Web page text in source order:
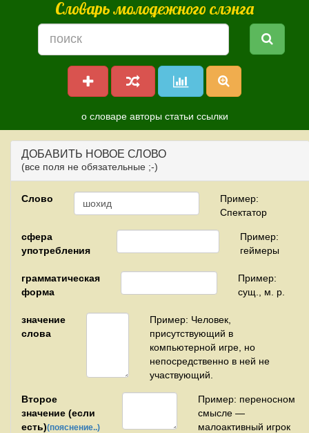
Словарь молодежного слэнга
о словаре авторы статьи ссылки
ДОБАВИТЬ НОВОЕ СЛОВО
(все поля не обязательные ;-)
Слово
Пример:
Спектатор
сфера
употребления
Пример:
геймеры
грамматическая
форма
Пример:
сущ., м. р.
значение
слова
Пример: Человек,
присутствующий в
компьютерной игре, но
непосредственно в ней не
участвующий.
Второе
значение (если
есть)(пояснение..)
Пример: переносном
смысле —
малоактивный игрок